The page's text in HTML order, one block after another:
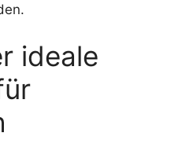
ideale